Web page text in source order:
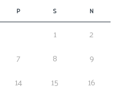
P S N
1
2
7 8
9
14 15
16